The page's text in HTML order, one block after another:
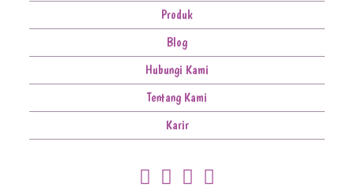
Produk
Blog
Hubungi Kami
Tentang Kami
Karir